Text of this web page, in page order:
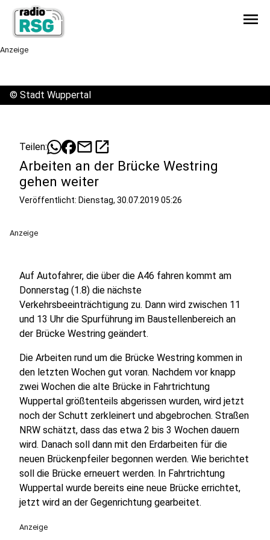
menu
Anzeige
© Stadt Wuppertal
Teilen: mailopen_in_new
Arbeiten an der Brücke Westring
gehen weiter
Veröffentlicht: Dienstag, 30.07.2019 05:26
Anzeige
Auf Autofahrer, die über die A46 fahren kommt am
Donnerstag (1.8) die nächste
Verkehrsbeeinträchtigung zu. Dann wird zwischen 11
und 13 Uhr die Spurführung im Baustellenbereich an
der Brücke Westring geändert.
Die Arbeiten rund um die Brücke Westring kommen in
den letzten Wochen gut voran. Nachdem vor knapp
zwei Wochen die alte Brücke in Fahrtrichtung
Wuppertal größtenteils abgerissen wurden, wird jetzt
noch der Schutt zerkleinert und abgebrochen. Straßen
NRW schätzt, dass das etwa 2 bis 3 Wochen dauern
wird. Danach soll dann mit den Erdarbeiten für die
neuen Brückenpfeiler begonnen werden. Wie berichtet
soll die Brücke erneuert werden. In Fahrtrichtung
Wuppertal wurde bereits eine neue Brücke errichtet,
jetzt wird an der Gegenrichtung gearbeitet.
Anzeige